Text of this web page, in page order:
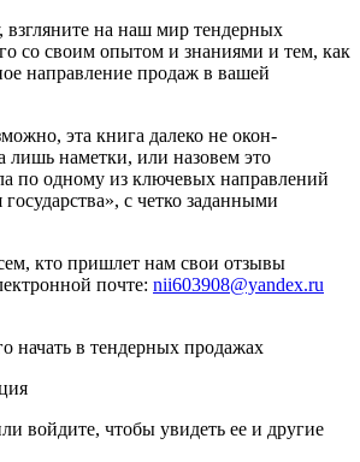
взгляните на наш мир тендер­ных
со своим опытом и знаниями и тем, как
направление продаж в вашей
эта книга далеко не окон­
лишь наметки, или назовем это
по одному из ключевых направле­ний
с четко заданны­ми
кто пришлет нам свои отзы­вы
почте: nii603908@yandex.ru
начать в тендерных продажах
войдите, чтобы увидеть ее и другие